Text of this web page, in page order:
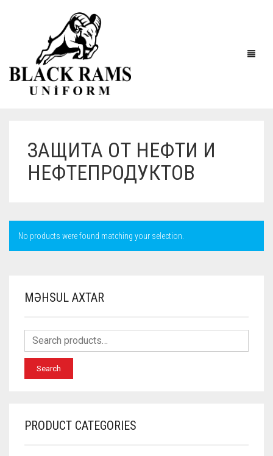
ЗАЩИТА ОТ НЕФТИ И
НЕФТЕПРОДУКТОВ
No products were found matching your selection.
MƏHSUL AXTAR
Search
PRODUCT CATEGORIES